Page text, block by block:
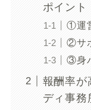
ポイント
①運
②サ
③身
報酬率が
ディ事務